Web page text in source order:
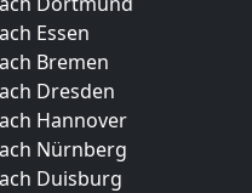
Essen
Bremen
Dresden
Hannover
Nürnberg
Duisburg